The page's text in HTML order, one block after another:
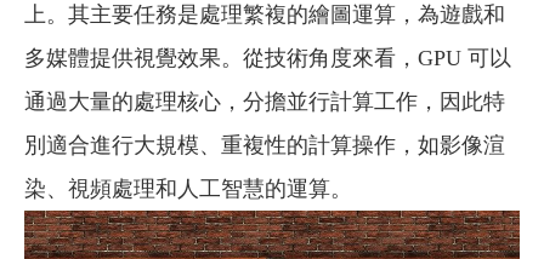
上。其主要任務是處理繁複的繪圖運算，為遊戲和
多媒體提供視覺效果。從技術角度來看，GPU 可以
通過大量的處理核心，分擔並行計算工作，因此特
別適合進行大規模、重複性的計算操作，如影像渲
染、視頻處理和人工智慧的運算。